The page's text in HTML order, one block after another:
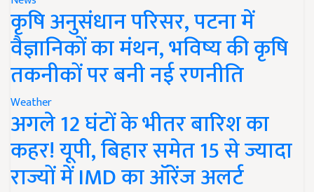
कृषि अनुसंधान परिसर, पटना में
वैज्ञानिकों का मंथन, भविष्य की कृषि
तकनीकों पर बनी नई रणनीति
Weather
अगले 12 घंटों के भीतर बारिश का
कहर! यूपी, बिहार समेत 15 से ज्यादा
राज्यों में IMD का ऑरेंज अलर्ट